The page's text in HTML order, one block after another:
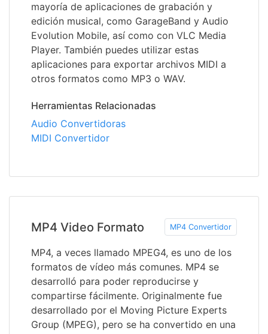
mayoría de aplicaciones de grabación y
edición musical, como GarageBand y Audio
Evolution Mobile, así como con VLC Media
Player. También puedes utilizar estas
aplicaciones para exportar archivos MIDI a
otros formatos como MP3 o WAV.
Herramientas Relacionadas
Audio Convertidoras
MIDI Convertidor
MP4 Video Formato MP4 Convertidor
MP4, a veces llamado MPEG4, es uno de los
formatos de vídeo más comunes. MP4 se
desarrolló para poder reproducirse y
compartirse fácilmente. Originalmente fue
desarrollado por el Moving Picture Experts
Group (MPEG), pero se ha convertido en una